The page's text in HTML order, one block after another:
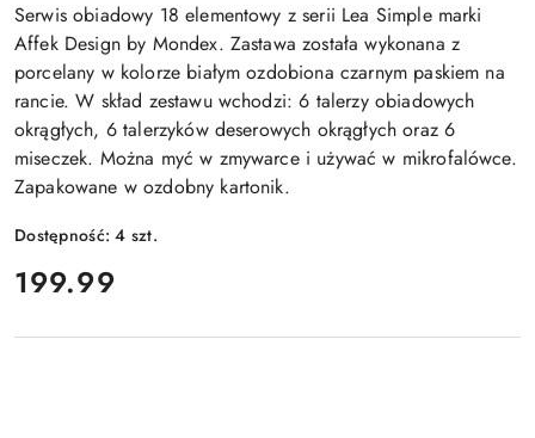
Serwis obiadowy 18 elementowy z serii Lea Simple marki
Affek Design by Mondex. Zastawa została wykonana z
porcelany w kolorze białym ozdobiona czarnym paskiem na
rancie. W skład zestawu wchodzi: 6 talerzy obiadowych
okrągłych, 6 talerzyków deserowych okrągłych oraz 6
miseczek. Można myć w zmywarce i używać w mikrofalówce.
Zapakowane w ozdobny kartonik.
Dostępność:4 szt.
cena:
199.99